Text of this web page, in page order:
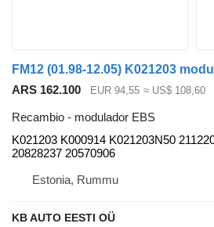
ARS 162.100 EUR 94,55 ≈ US$ 108,60
Recambio - modulador EBS
K021203 K000914 K021203N50
20828237 20570906
Estonia, Rummu
KB AUTO EESTI OÜ